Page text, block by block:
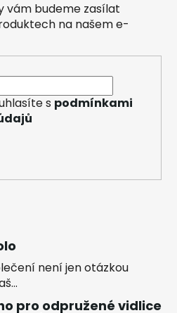
vám budeme zasílat
na našem e-
s podmínkami
není jen otázkou
pro odpružené vidlice